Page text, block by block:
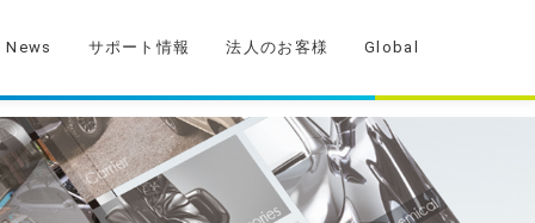
News サポート情報 法人のお客様 Global